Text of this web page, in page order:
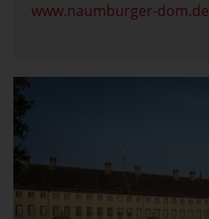
www.naumburger-dom.de